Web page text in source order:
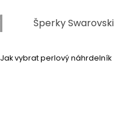
Šperky Swarovski
Jak vybrat perlový náhrdelník